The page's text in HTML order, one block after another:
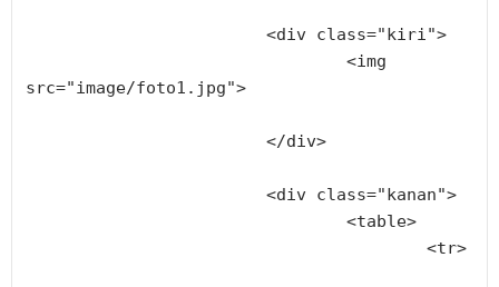
			<div class="kiri">
			</div>
			<div class="kanan">
				<table>
					<tr>